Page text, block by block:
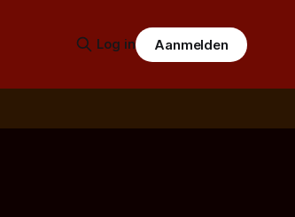
Log in Aanmelden